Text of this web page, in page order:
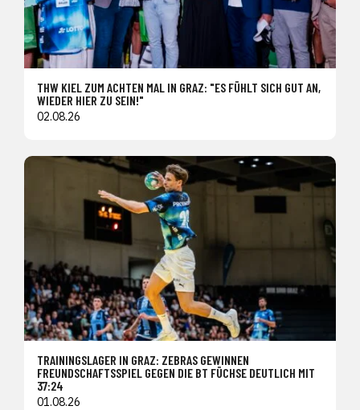
THW KIEL ZUM ACHTEN MAL IN GRAZ: "ES FÜHLT SICH GUT AN,
WIEDER HIER ZU SEIN!"
02.08.26
TRAININGSLAGER IN GRAZ: ZEBRAS GEWINNEN
FREUNDSCHAFTSSPIEL GEGEN DIE BT FÜCHSE DEUTLICH MIT
37:24
01.08.26